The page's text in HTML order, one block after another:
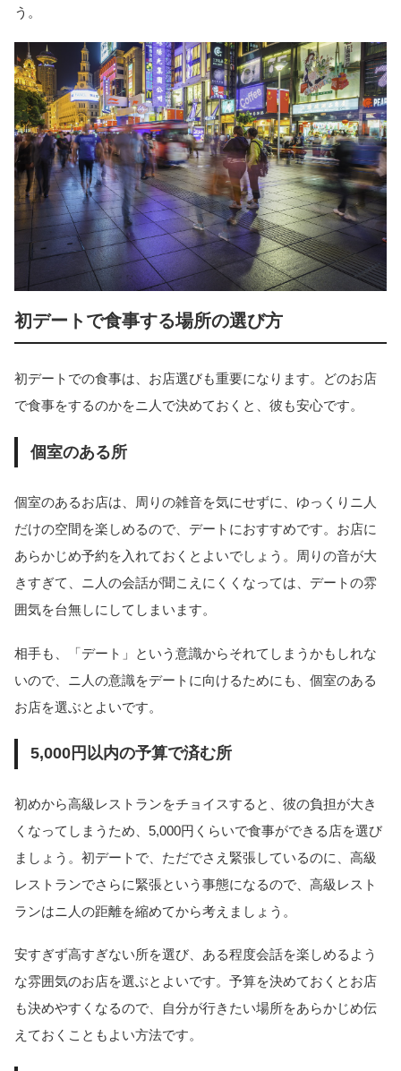
う。
初デートで食事する場所の選び方
初デートでの食事は、お店選びも重要になります。どのお店
で食事をするのかをニ人で決めておくと、彼も安心です。
個室のある所
個室のあるお店は、周りの雑音を気にせずに、ゆっくりニ人
だけの空間を楽しめるので、デートにおすすめです。お店に
あらかじめ予約を入れておくとよいでしょう。周りの音が大
きすぎて、ニ人の会話が聞こえにくくなっては、デートの雰
囲気を台無しにしてしまいます。
相手も、「デート」という意識からそれてしまうかもしれな
いので、ニ人の意識をデートに向けるためにも、個室のある
お店を選ぶとよいです。
5,000円以内の予算で済む所
初めから高級レストランをチョイスすると、彼の負担が大き
くなってしまうため、5,000円くらいで食事ができる店を選び
ましょう。初デートで、ただでさえ緊張しているのに、高級
レストランでさらに緊張という事態になるので、高級レスト
ランはニ人の距離を縮めてから考えましょう。
安すぎず高すぎない所を選び、ある程度会話を楽しめるよう
な雰囲気のお店を選ぶとよいです。予算を決めておくとお店
も決めやすくなるので、自分が行きたい場所をあらかじめ伝
えておくこともよい方法です。